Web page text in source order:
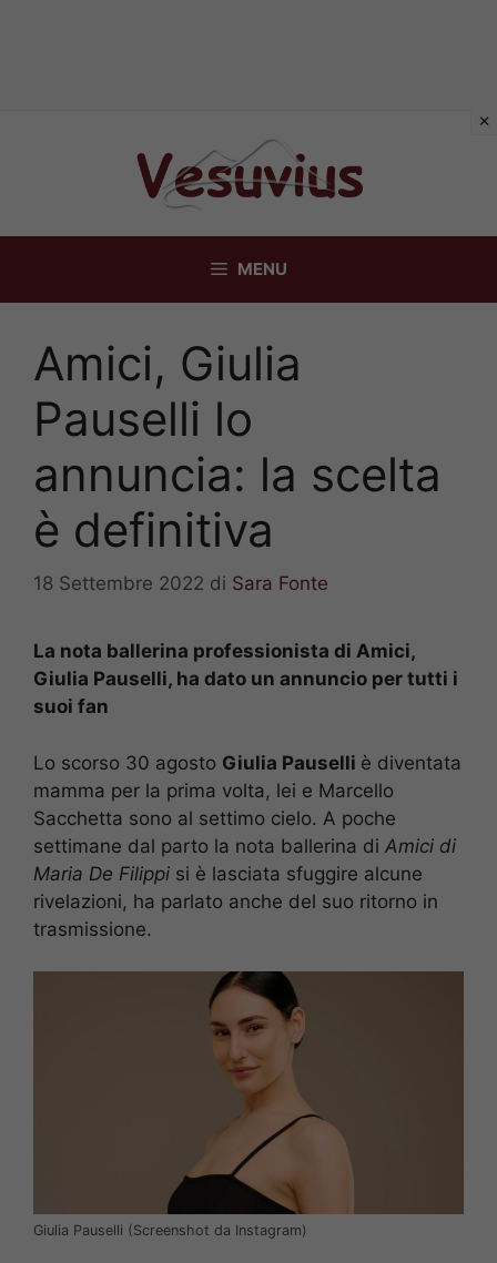
MENU
Amici, Giulia
Pauselli lo
annuncia: la scelta
è definitiva
18 Settembre 2022 di Sara Fonte
La nota ballerina professionista di Amici,
Giulia Pauselli, ha dato un annuncio per tutti i
suoi fan
Lo scorso 30 agosto Giulia Pauselli è diventata
mamma per la prima volta, lei e Marcello
Sacchetta sono al settimo cielo. A poche
settimane dal parto la nota ballerina di Amici di
Maria De Filippi si è lasciata sfuggire alcune
rivelazioni, ha parlato anche del suo ritorno in
trasmissione.
Giulia Pauselli (Screenshot da Instagram)